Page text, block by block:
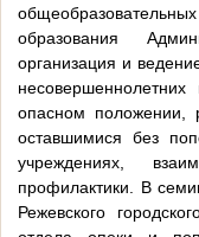
образования
организация и
опасном положении,
оставшимися без
учреждениях,
профилактики. В
Режевского